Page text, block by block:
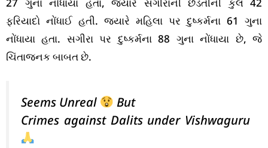
ફરિયાદો નોંધાઈ હતી. જ્યારે મહિલા પર દુષ્કર્મના 61 ગુના
નોંધાયા હતા. સગીરા પર દુષ્કર્મના 88 ગુના નોંધાયા છે, જે
ચિંતાજનક બાબત છે.
Seems Unreal
But
Crimes against Dalits under Vishwaguru